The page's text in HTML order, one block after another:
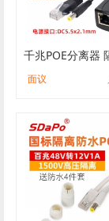
面议